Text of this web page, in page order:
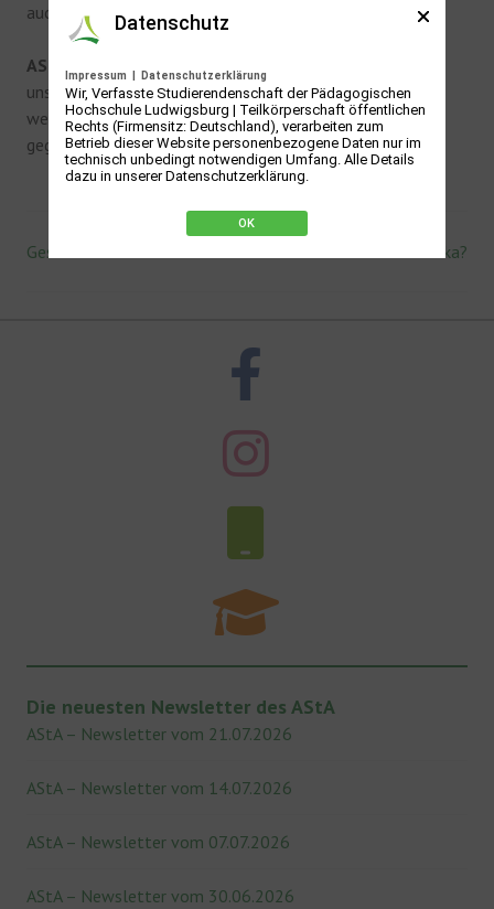
auch wenn du mit Kind studieren willst.
AStA:
Wir sind generell für alle deine Anliegen da. Mit
unseren 12 Referaten kann dir ganz sicher eine:r von uns
weiterhelfen. Außerdem vertreten wir deine Anliegen
gegenüber der Hochschule und nach außen.
Beitrags-
Geschichte: Gibt es Fristen? Corona und Praktika?
Die neuesten Newsletter des AStA
AStA – Newsletter vom 21.07.2026
AStA – Newsletter vom 14.07.2026
AStA – Newsletter vom 07.07.2026
AStA – Newsletter vom 30.06.2026
Datenschutz
Impressum Datenschutzerklärung
Wir, Verfasste Studierendenschaft der Pädagogischen
Hochschule Ludwigsburg | Teilkörperschaft öffentlichen
Rechts (Firmensitz: Deutschland), verarbeiten zum
Betrieb dieser Website personenbezogene Daten nur im
technisch unbedingt notwendigen Umfang. Alle Details
dazu in unserer Datenschutzerklärung.
OK